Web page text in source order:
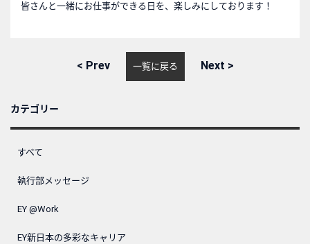
皆さんと一緒にお仕事ができる日を、楽しみにしております！
< Prev 一覧に戻る Next >
カテゴリー
すべて
執行部メッセージ
EY @Work
EY新日本の多彩なキャリア